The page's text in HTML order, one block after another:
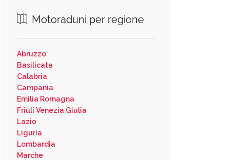
Motoraduni per regione
Abruzzo
Basilicata
Calabria
Campania
Emilia Romagna
Friuli Venezia Giulia
Lazio
Liguria
Lombardia
Marche